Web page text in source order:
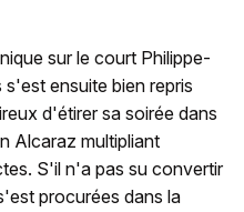
sur le court Philippe-
ensuite bien repris
d'étirer sa soirée dans
Alcaraz multipliant
S'il n'a pas su convertir
procurées dans la